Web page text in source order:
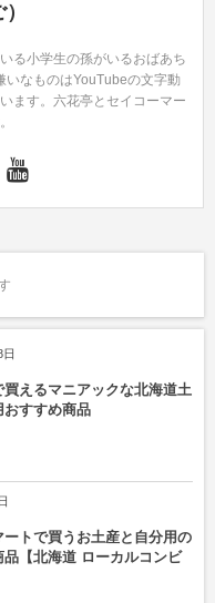
る小学生の孫がいるおばあち
いなものはYouTubeの文字動
ます。六花亭とセイコーマー
買えるマニアックな北海道土
おすすめ商品
ートで買うお土産と自分用の
品【北海道 ローカルコンビ